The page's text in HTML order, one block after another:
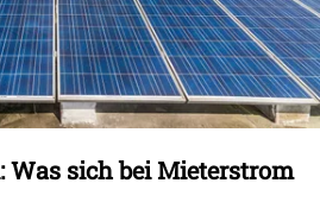
Was sich bei Mieterstrom